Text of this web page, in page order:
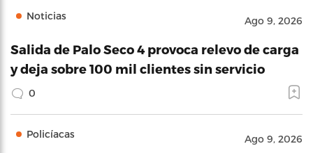
Noticias Ago 9, 2026
Salida de Palo Seco 4 provoca relevo de carga
y deja sobre 100 mil clientes sin servicio
0
Policíacas Ago 9, 2026